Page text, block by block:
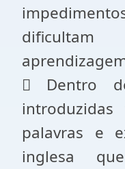
 Dentro
palavras e
inglesa